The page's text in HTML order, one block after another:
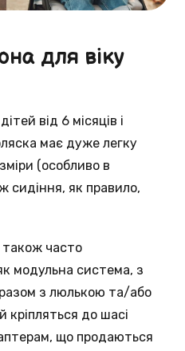
для віку
від 6 місяців і
має дуже легку
(особливо в
сидіння, як правило,
також часто
модульна система, з
з люлькою та/або
кріпляться до шасі
що продаються